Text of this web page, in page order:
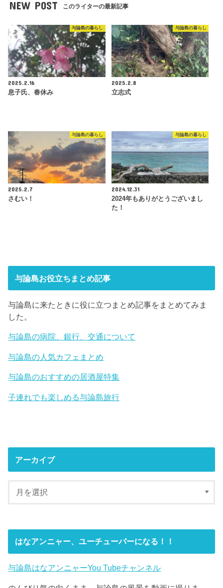
NEW POST このライターの最新記事
与論島の暮らし
2025.2.16
息子氏、春休み
与論島の暮らし
2025.2.8
立志式
与論島の暮らし
2025.2.7
さむい！
与論島の暮らし
2024.12.31
2024年もありがとうございまし
た！
与論島お役立ちまとめ記事
与論島に来たときに役に立つまとめ記事をまとめてみま
した。
与論島の病院、銀行、交通について
与論島の人気カフェまとめ
与論島のおすすめの居酒屋特集
子連れでも楽しめる与論島旅行
アーカイブ
はなアンニャー、ユーチューバーになる！！
与論島はなアンニャーYou Tubeチャンネル